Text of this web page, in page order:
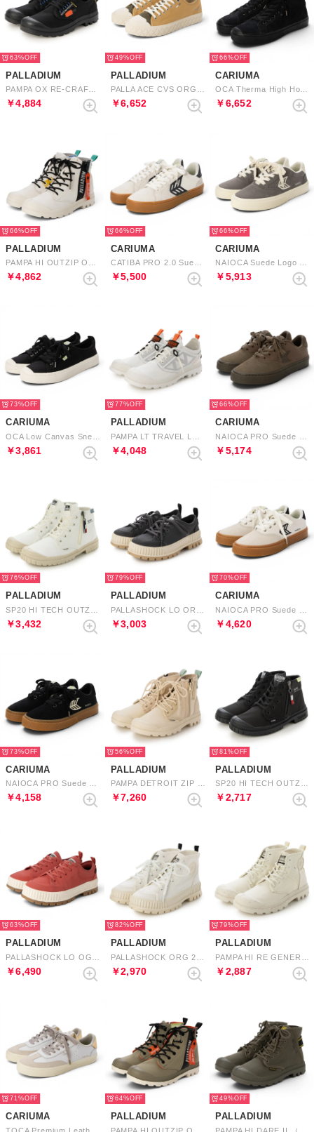
63%
PALLADIUM
￥4,884
49%
PALLADIUM
￥6,652
66%
CARIUMA
￥6,652
66%
PALLADIUM
￥4,862
66%
CARIUMA
￥5,500
66%
CARIUMA
￥5,913
73%
CARIUMA
￥3,861
77%
PALLADIUM
￥4,048
66%
CARIUMA
￥5,174
76%
PALLADIUM
￥3,432
79%
PALLADIUM
￥3,003
70%
CARIUMA
￥4,620
73%
CARIUMA
￥4,158
56%
PALLADIUM
￥7,260
81%
PALLADIUM
￥2,717
63%
PALLADIUM
￥6,490
82%
PALLADIUM
￥2,970
79%
PALLADIUM
￥2,887
71%
CARIUMA
64%
PALLADIUM
49%
PALLADIUM